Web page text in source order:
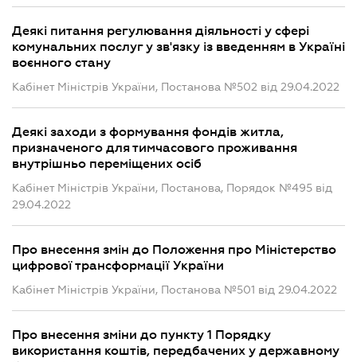
Деякі питання регулювання діяльності у сфері
комунальних послуг у зв'язку із введенням в Україні
воєнного стану
Кабінет Міністрів України, Постанова №502 від 29.04.2022
Деякі заходи з формування фондів житла,
призначеного для тимчасового проживання
внутрішньо переміщених осіб
Кабінет Міністрів України, Постанова, Порядок №495 від
29.04.2022
Про внесення змін до Положення про Міністерство
цифрової трансформації України
Кабінет Міністрів України, Постанова №501 від 29.04.2022
Про внесення зміни до пункту 1 Порядку
використання коштів, передбачених у державному